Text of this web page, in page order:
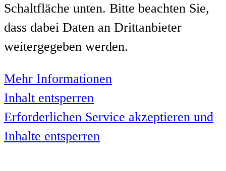
Schaltfläche unten. Bitte beachten Sie,
dass dabei Daten an Drittanbieter
weitergegeben werden.
Mehr Informationen
Inhalt entsperren
Erforderlichen Service akzeptieren und
Inhalte entsperren